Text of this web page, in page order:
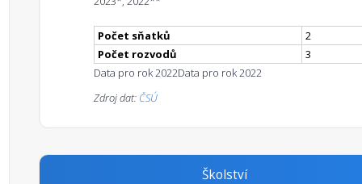
Počet sňatků
2
Počet rozvodů
3
Data pro rok 2022Data pro rok 2022
Zdroj dat: ČSÚ
Školství